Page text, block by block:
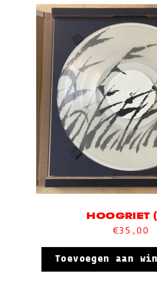
HOOGRIET
€35,00
Toevoegen aan